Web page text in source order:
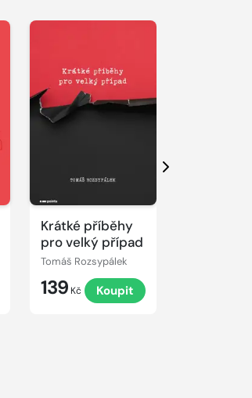
Krátké příběhy
pro velký případ
Tomáš Rozsypálek
139 Kč Koupit
Další